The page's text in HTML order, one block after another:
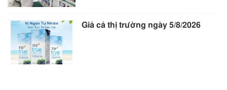
Giá cả thị trường ngày 5/8/2026